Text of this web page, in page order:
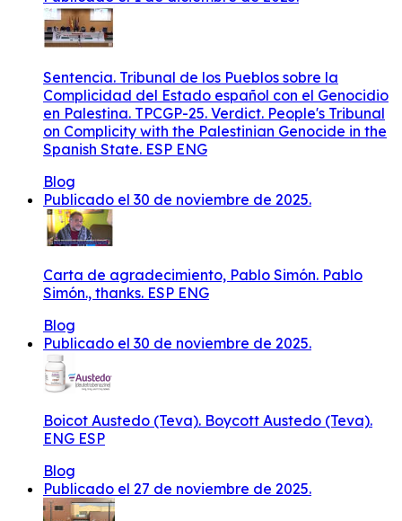
Sentencia. Tribunal de los Pueblos sobre la
Complicidad del Estado español con el Genocidio
en Palestina. TPCGP-25. Verdict. People's Tribunal
on Complicity with the Palestinian Genocide in the
Spanish State. ESP ENG
Blog
Publicado el 30 de noviembre de 2025.
Carta de agradecimiento, Pablo Simón. Pablo
Simón., thanks. ESP ENG
Blog
Publicado el 30 de noviembre de 2025.
Boicot Austedo (Teva). Boycott Austedo (Teva).
ENG ESP
Blog
Publicado el 27 de noviembre de 2025.